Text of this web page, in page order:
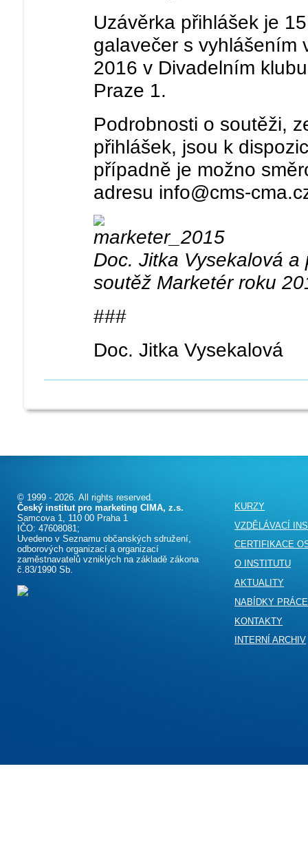
Uzávěrka přihlášek je
galavečer s vyhlášením
2016 v Divadelním
Praze 1.
Podrobnosti o soutěži,
přihlášek, jsou k
případně je možno
adresu info@cms-
Doc. Jitka Vysekalová
soutěž Marketér roku
###
Doc. Jitka Vysekalová
© 1999 - 2026. All rights reserved.
Český institut pro marketing CIMA, z.s.
Samcova 1, 110 00 Praha 1
IČO: 47608081;
Uvedeno v Seznamu občanských sdružení,
odborových organizací a organizací
zaměstnavatelů vzniklých na základě zákona
č.83/1990 Sb.
KURZY
VZDĚLÁVACÍ
CERTIFIKACE
O INSTITUTU
AKTUALITY
NABÍDKY PRÁCE
KONTAKTY
INTERNÍ ARCHIV